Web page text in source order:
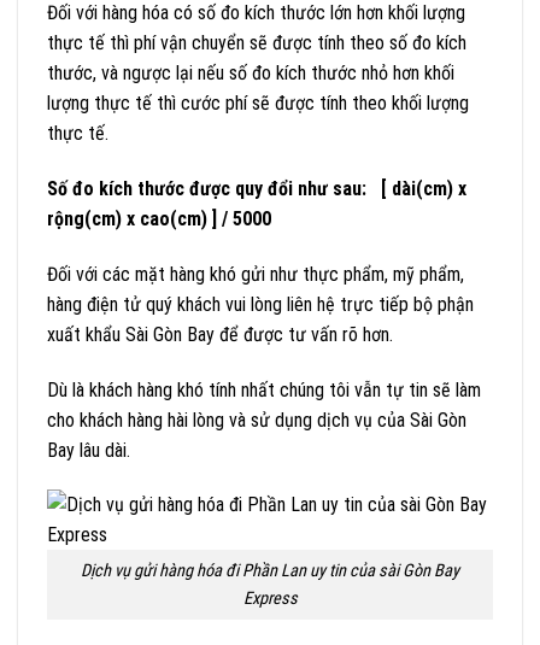
Đối với hàng hóa có số đo kích thước lớn hơn khối lượng
thực tế thì phí vận chuyển sẽ được tính theo số đo kích
thước, và ngược lại nếu số đo kích thước nhỏ hơn khối
lượng thực tế thì cước phí sẽ được tính theo khối lượng
thực tế.
Số đo kích thước được quy đổi như sau: [ dài(cm) x
rộng(cm) x cao(cm) ] / 5000
Đối với các mặt hàng khó gửi như thực phẩm, mỹ phẩm,
hàng điện tử quý khách vui lòng liên hệ trực tiếp bộ phận
xuất khẩu Sài Gòn Bay để được tư vấn rõ hơn.
Dù là khách hàng khó tính nhất chúng tôi vẫn tự tin sẽ làm
cho khách hàng hài lòng và sử dụng dịch vụ của Sài Gòn
Bay lâu dài.
Dịch vụ gửi hàng hóa đi Phần Lan uy tin của sài Gòn Bay
Express